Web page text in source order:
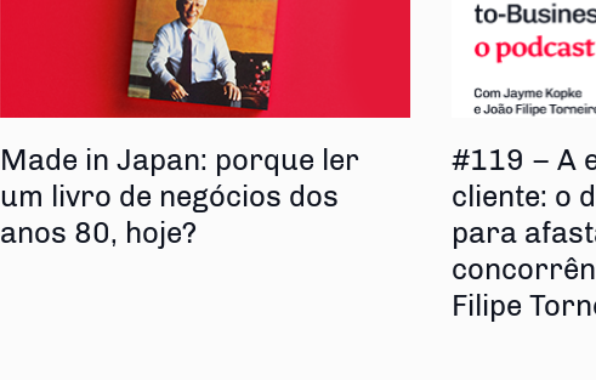
Made in Japan: porque ler
um livro de negócios dos
anos 80, hoje?
#119 – A
cliente: o
para
Filipe